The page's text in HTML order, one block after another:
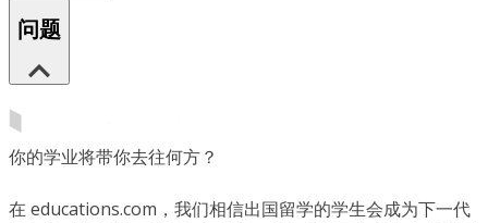
问题
你的学业将带你去往何方？
在 educations.com，我们相信出国留学的学生会成为下一代